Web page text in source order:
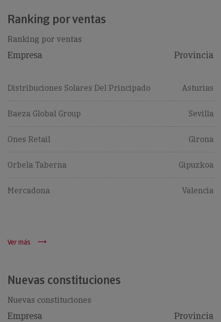
Ranking por ventas
Ranking por ventas
Empresa Provincia
Distribuciones Solares Del Principado Asturias
Baeza Global Group Sevilla
Ones Retail Girona
Orbela Taberna Gipuzkoa
Mercadona Valencia
Ver más
Nuevas constituciones
Nuevas constituciones
Empresa Provincia